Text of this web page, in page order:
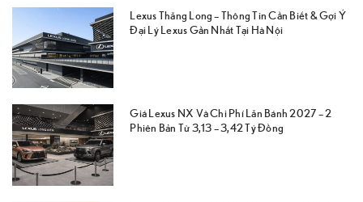
Lexus Thăng Long – Thông Tin Cần Biết & Gợi Ý
Đại Lý Lexus Gần Nhất Tại Hà Nội
Giá Lexus NX Và Chi Phí Lăn Bánh 2027 – 2
Phiên Bản Từ 3,13 – 3,42 Tỷ Đồng